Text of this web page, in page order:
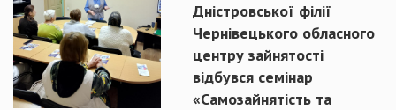
Дністровської філії
Чернівецького обласного
центру зайнятості
відбувся семінар
«Самозайнятість та